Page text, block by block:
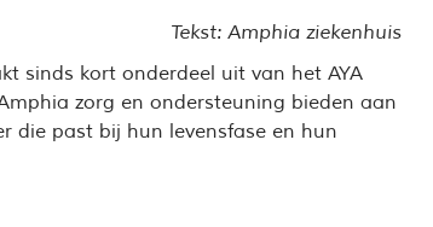
Tekst: Amphia ziekenhuis
sinds kort onderdeel uit van het AYA
zorg en ondersteuning bieden aan
die past bij hun levensfase en hun